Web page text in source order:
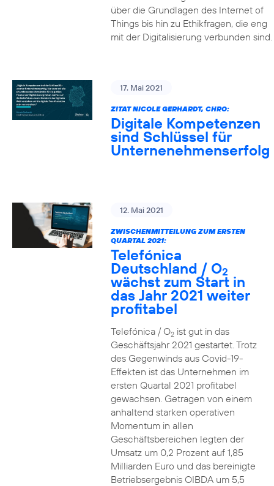
über die Grundlagen des Internet of
Things bis hin zu Ethikfragen, die eng
mit der Digitalisierung verbunden sind.
17. Mai 2021
ZITAT NICOLE GERHARDT, CHRO:
Digitale Kompetenzen
sind Schlüssel für
Unternenehmenserfolg
12. Mai 2021
ZWISCHENMITTEILUNG ZUM ERSTEN
QUARTAL 2021:
Telefónica
Deutschland / O2
wächst zum Start in
das Jahr 2021 weiter
profitabel
Telefónica / O2ist gut in das
Geschäftsjahr 2021 gestartet. Trotz
des Gegenwinds aus Covid-19-
Effekten ist das Unternehmen im
ersten Quartal 2021 profitabel
gewachsen. Getragen von einem
anhaltend starken operativen
Momentum in allen
Geschäftsbereichen legten der
Umsatz um 0,2 Prozent auf 1,85
Milliarden Euro und das bereinigte
Betriebsergebnis OIBDA um 5,5